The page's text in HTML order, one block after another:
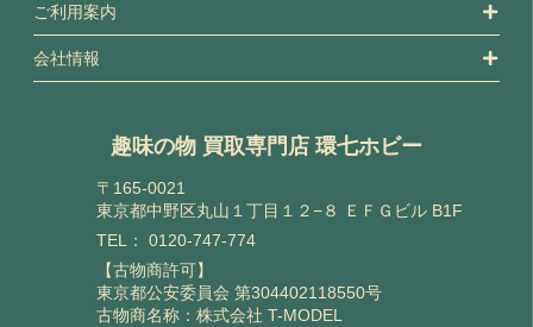
ご利用案内
会社情報
趣味の物 買取専門店 環七ホビー
〒165-0021
東京都中野区丸山１丁目１２−８ ＥＦＧビル B1F
TEL： 0120-747-774
【古物商許可】
東京都公安委員会 第304402118550号
古物商名称：株式会社 T-MODEL